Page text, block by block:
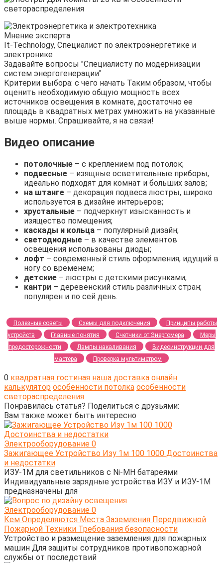
Мнение эксперта
It-Technology, Cпециалист по электроэнергетике и
электронике
Задавайте вопросы "Специалисту по модернизации
систем энергогенерации"
Критерии выбора: с чего начать Таким образом, чтобы
оценить необходимую общую мощность всех
источников освещения в комнате, достаточно ее
площадь в квадратных метрах умножить на указанные
выше нормы. Спрашивайте, я на связи!
Видео описание
потолочные – с креплением под потолок;
подвесные – изящные осветительные приборы,
идеально подходят для комнат и больших залов;
на штанге – декорация подвеса люстры, широко
используется в дизайне интерьеров;
хрустальные – подчеркнут изысканность и
изящество помещения;
каскады и кольца – популярный дизайн;
светодиодные – в качестве элементов
освещения использованы диоды;
лофт – современный стиль оформления, идущий в
ногу со временем;
детские – люстры с детскими рисунками;
кантри – деревенский стиль различных стран;
популярен и по сей день.
Полезные советы Схемы для подключения
Принципы работы
устройств
Главные понятия Счетчики от Энергомера
Меры
предосторожности
Лампы накаливания
Видеоинструкции для
мастера
Проверка мультиметром
0 квадратная гостиная наша доставка онлайн
калькулятор особенности потолка особенности
светораспределения
Понравилась статья? Поделиться с друзьями:
Вам также может быть интересно
Электрооборудование 0
Зажигающее Устройство Изу 1м 100 1000 Достоинства
и недостатки
ИЗУ-1М для светильников с Ni-MH батареями
Индивидуальные зарядные устройства ИЗУ и ИЗУ-1М
предназначены для
Электрооборудование 0
Кем Определяются Места Заземления Передвижной
Пожарной Техники Требования безопасности
Устройство и размещение заземления для пожарных
машин Для защиты сотрудников противопожарной
службы от последствий